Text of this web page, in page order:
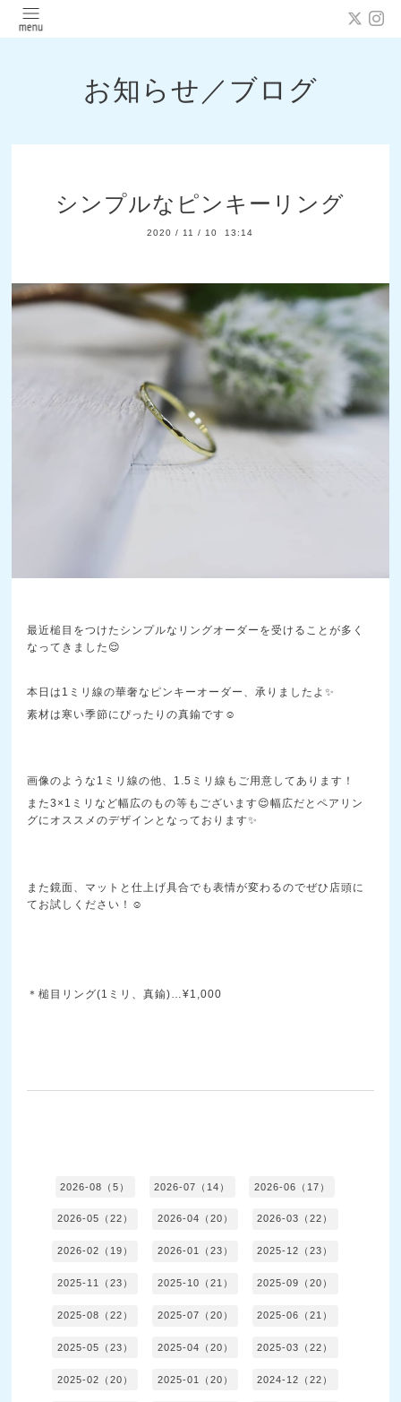
お知らせ／ブログ
シンプルなピンキーリング
2020 / 11 / 10 13:14
最近槌目をつけたシンプルなリングオーダーを受けることが多く
なってきました😌
本日は1ミリ線の華奢なピンキーオーダー、承りましたよ✨
素材は寒い季節にぴったりの真鍮です☺️
画像のような1ミリ線の他、1.5ミリ線もご用意してあります！
また3×1ミリなど幅広のもの等もございます😌幅広だとペアリン
グにオススメのデザインとなっております✨
また鏡面、マットと仕上げ具合でも表情が変わるのでぜひ店頭に
てお試しください！☺️
＊槌目リング(1ミリ、真鍮)…¥1,000
2026-08（5） 2026-07（14） 2026-06（17）
2026-05（22） 2026-04（20） 2026-03（22）
2026-02（19） 2026-01（23） 2025-12（23）
2025-11（23） 2025-10（21） 2025-09（20）
2025-08（22） 2025-07（20） 2025-06（21）
2025-05（23） 2025-04（20） 2025-03（22）
2025-02（20） 2025-01（20） 2024-12（22）